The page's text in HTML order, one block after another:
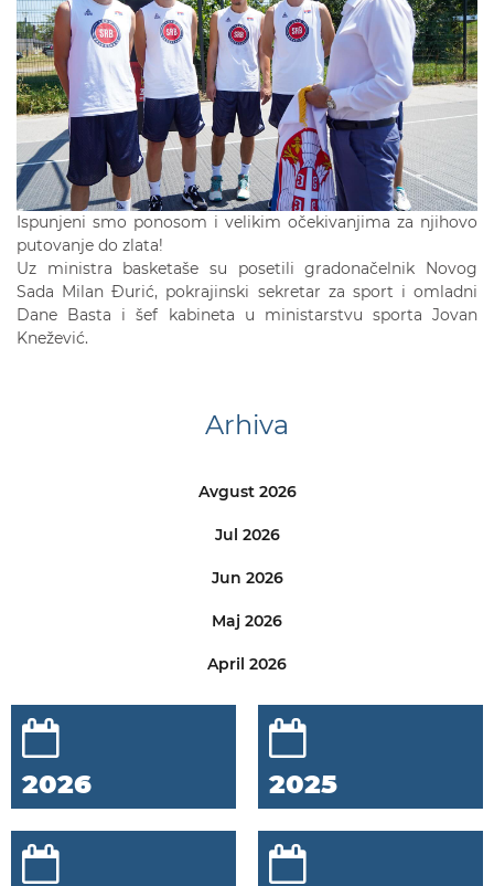
Ispunjeni smo ponosom i velikim očekivanjima za njihovo
putovanje do zlata!
Uz ministra basketaše su posetili gradonačelnik Novog
Sada Milan Đurić, pokrajinski sekretar za sport i omladni
Dane Basta i šef kabineta u ministarstvu sporta Jovan
Knežević.
Arhiva
Avgust 2026
Jul 2026
Jun 2026
Maj 2026
April 2026
2026 2025